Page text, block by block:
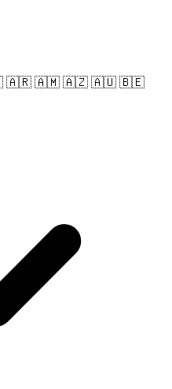
🇦🇷 🇦🇲 🇦🇿 🇦🇺 🇧🇪